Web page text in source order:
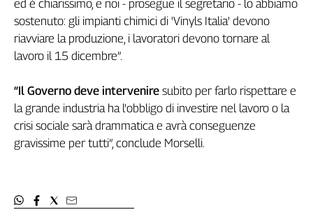
Fisac
Flai
Flc
Fp
Slc
Spi
Inca
Caaf
G8
ed è chiarissimo, e noi - prosegue il segretario - lo abbiamo
sostenuto: gli impianti chimici di 'Vinyls Italia' devono
riavviare la produzione, i lavoratori devono tornare al
lavoro il 15 dicembre”.
“Il Governo deve intervenire subito per farlo rispettare e
la grande industria ha l'obbligo di investire nel lavoro o la
crisi sociale sarà drammatica e avrà conseguenze
gravissime per tutti”, conclude Morselli.